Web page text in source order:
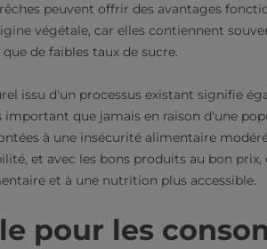
peuvent offrir des avantages
végétale, car elles contiennent
de faibles taux de sucre.
issu d'un processus existant signifie
important que jamais en raison d'une
à une insécurité alimentaire
et avec les bons produits au bon prix,
et à une nutrition plus accessible.
pour les